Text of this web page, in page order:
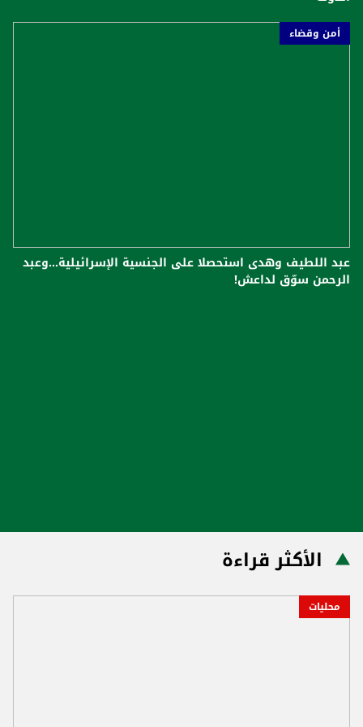
أمن وقضاء
عبد اللطيف وهدى استحصلا على الجنسية الإسرائيلية...وعبد
الرحمن سوّق لداعش!
الأكثر قراءة
محليات